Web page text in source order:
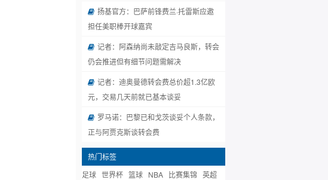
扬基官方：巴萨前锋费兰·托雷斯应邀
担任美职棒开球嘉宾
记者：阿森纳尚未敲定吉马良斯，转会
仍会推进但有细节问题需解决
记者：迪奥曼德转会费总价超1.3亿欧
元，交易几天前就已基本谈妥
罗马诺：巴黎已和戈茨谈妥个人条款，
正与阿贾克斯谈转会费
热门标签
足球 世界杯 篮球 NBA 比赛集锦 英超